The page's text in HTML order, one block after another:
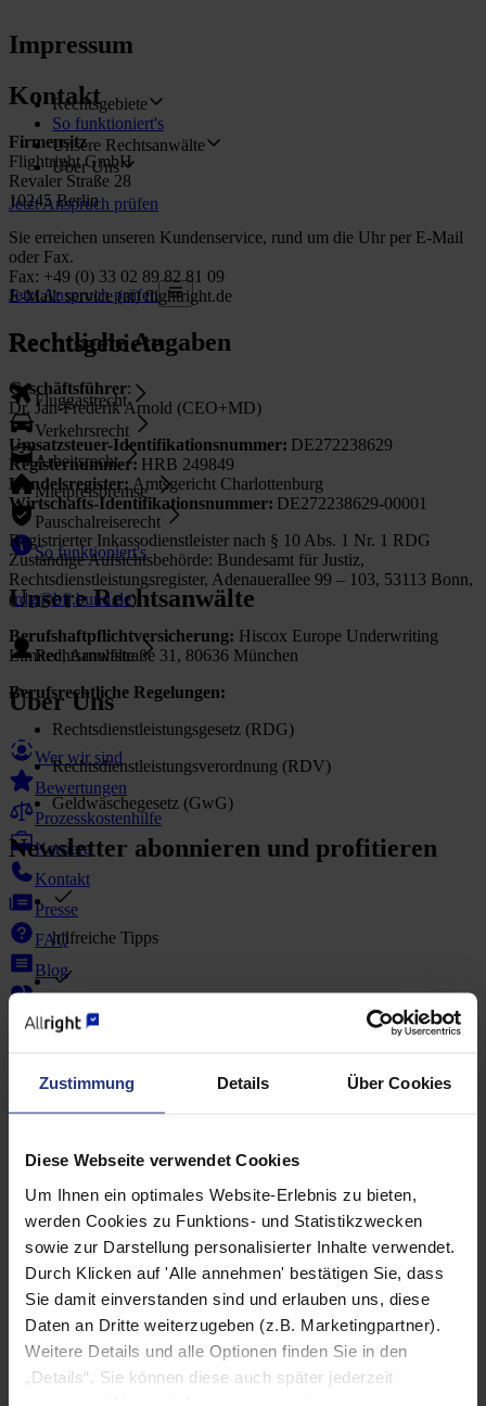
Zustimmung Details Über Cookies
Diese Webseite verwendet Cookies
Um Ihnen ein optimales Website-Erlebnis zu bieten,
werden Cookies zu Funktions- und Statistikzwecken
sowie zur Darstellung personalisierter Inhalte verwendet.
Durch Klicken auf 'Alle annehmen' bestätigen Sie, dass
Sie damit einverstanden sind und erlauben uns, diese
Daten an Dritte weiterzugeben (z.B. Marketingpartner).
Weitere Details und alle Optionen finden Sie in den
„Details“. Sie können diese auch später jederzeit
Rechtsgebiete
So funktioniert's
Unsere Rechtsanwälte
Über Uns
Jetzt Anspruch prüfen
Jetzt Anspruch prüfen
Rechtsgebiete
Fluggastrecht
Verkehrsrecht
Arbeitsrecht
Mietpreisbremse
Pauschalreiserecht
So funktioniert's
Unsere Rechtsanwälte
Rechtsanwälte
Über Uns
Wer wir sind
Bewertungen
Prozesskostenhilfe
Karriere
Kontakt
Presse
FAQ
Blog
Jetzt Anspruch prüfen
Impressum
Kontakt
Firmensitz
Flightright GmbH
Revaler Straße 28
10245 Berlin
Sie erreichen unseren Kundenservice, rund um die Uhr per E-Mail
oder Fax.
Fax: +49 (0) 33 02 89 82 81 09
E-Mail: service (at) flightright.de
Rechtliche Angaben
Geschäftsführer:
Dr. Jan-Frederik Arnold (CEO+MD)
Umsatzsteuer-Identifikationsnummer: DE272238629
Registernummer: HRB 249849
Handelsregister: Amtsgericht Charlottenburg
Wirtschafts-Identifikationsnummer: DE272238629-00001
Registrierter Inkassodienstleister nach § 10 Abs. 1 Nr. 1 RDG
Zuständige Aufsichtsbehörde: Bundesamt für Justiz,
Rechtsdienstleistungsregister, Adenauerallee 99 – 103, 53113 Bonn,
(rdg@bfj.bund.de)
Berufshaftpflichtversicherung: Hiscox Europe Underwriting
Limited, Arnulfstraße 31, 80636 München
Berufsrechtliche Regelungen:
Rechtsdienstleistungsgesetz (RDG)
Rechtsdienstleistungsverordnung (RDV)
Geldwäschegesetz (GwG)
Newsletter abonnieren und profitieren
hilfreiche Tipps
aktuelle Neuigkeiten
wegweisende Urteile
Ich möchte Ihren Newsletter erhalten und akzeptiere die
Datenschutzerklärung.
Leave this empty
Jetzt Newsletter abonnieren